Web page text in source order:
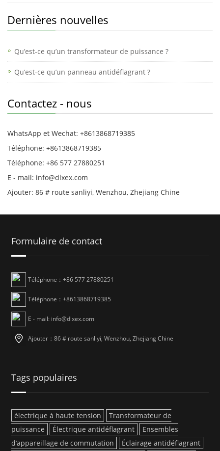
Dernières nouvelles
Qu’est-ce qu’un transformateur de puissance ?
Qu’est-ce qu’un panneau antidéflagrant ?
Contactez - nous
WhatsApp et Wechat: +8613868719385
Téléphone: +8613868719385
Téléphone: +86 577 27880251
E - mail: info@dlxex.com
Ajouter: 86 # route sanliyi, Wenzhou, Zhejiang Chine
Formulaire de contact
Téléphone：+86 577 27880251
Téléphone：+8613868719385
E - mail: info@dlxex.com
Ajouter：86 # route sanliyi, Wenzhou, Zhejiang Chine
Tags populaires
électrique à haute tension
Transformateur de
puissance
Électrique antidéflagrant
Ensembles
d’appareillage de commutation
Éclairage antidéflagrant